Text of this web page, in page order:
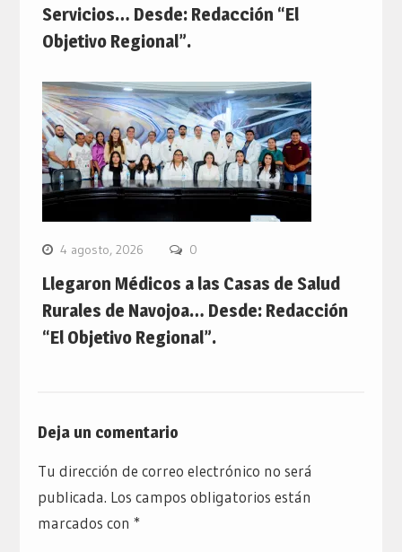
Servicios… Desde: Redacción “El
Objetivo Regional”.
4 agosto, 2026 0
Llegaron Médicos a las Casas de Salud
Rurales de Navojoa… Desde: Redacción
“El Objetivo Regional”.
Deja un comentario
Tu dirección de correo electrónico no será
publicada. Los campos obligatorios están
marcados con *